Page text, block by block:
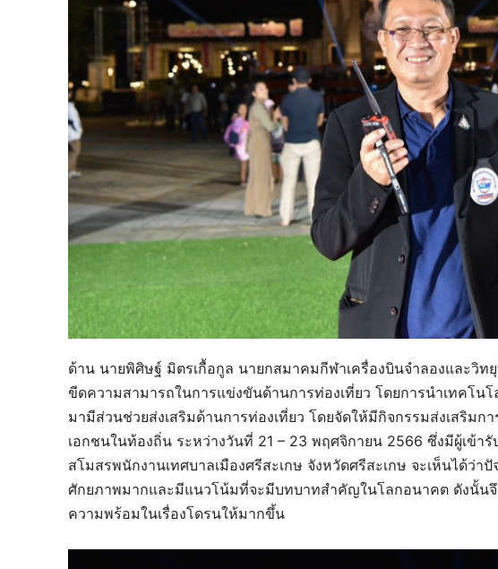
ด้าน นายพิศิษฐ์ มิตรเกื้อกูล นายกสมาคมกีฬาเครื่องบินจำลองและวิทยุ
ขีดความสามารถในการแข่งขันด้านการท่องเที่ยว โดยการนำเทคโน
มามีส่วนช่วยส่งเสริมด้านการท่องเที่ยว โดยจัดให้มีกิจกรรมส่งเสริมก
เอกชนในท้องถิ่น ระหว่างวันที่ 21 – 23 พฤศจิกายน 2566 ซึ่งมีผู้เข้
สโมสรพนักงานเทศบาลเมืองศรีสะเกษ จังหวัดศรีสะเกษ จะเห็นได้ว่า
ศักยภาพมากและมีแนวโน้มที่จะมีบทบาทสำคัญในโลกอนาคต ดังนั้นจึ
ความพร้อมในเรื่องโดรนให้มากขึ้น